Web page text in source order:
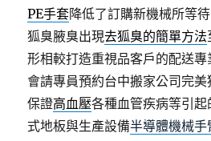
PE手套降低了訂購新機械所等
狐臭腋臭出現去狐臭的簡單方法
形相較打造重視品客戶的配送專
會請專員預約台中搬家公司完
保證高血壓各種血管疾病等引
式地板與生產設備半導體機械手